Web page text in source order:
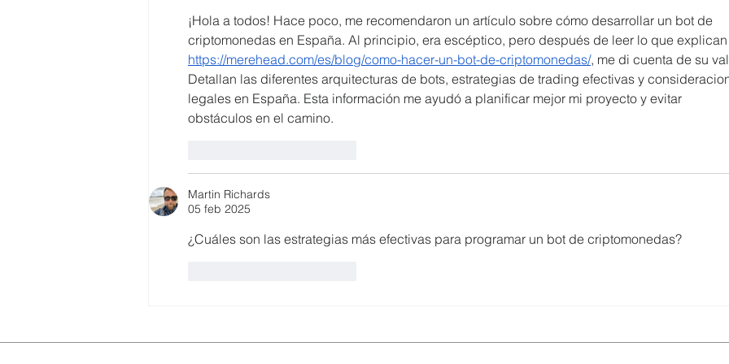
preserva el patrimonio y
democratiza el conocimiento
¡Hola a todos! Hace poco, me recomendaron un artículo sobre cómo desarrollar un bot de
criptomonedas en España. Al principio, era escéptico, pero después de leer lo que explican
https://merehead.com/es/blog/como-hacer-un-bot-de-criptomonedas/, me di cuenta de su
Detallan las diferentes arquitecturas de bots, estrategias de trading efectivas y
legales en España. Esta información me ayudó a planificar mejor mi proyecto y evitar
obstáculos en el camino.
Martin Richards
05 feb 2025
¿Cuáles son las estrategias más efectivas para programar un bot de criptomonedas?